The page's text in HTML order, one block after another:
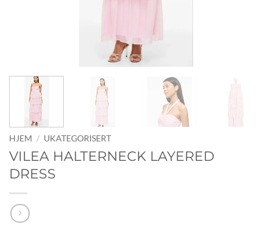
HJEM / UKATEGORISERT
VILEA HALTERNECK LAYERED
DRESS